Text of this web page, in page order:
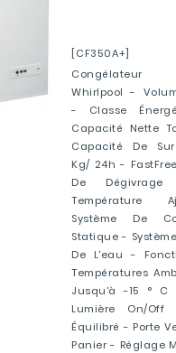
[CF350A+]
Congélateur
Whirlpool -
- Classe
Capacité Nette
Capacité De
Kg/ 24h -
De
Température
Système De
Statique -
De L'eau -
Températures
Jusqu'à -15 ° C
Lumière On/off
Équilibré - Porte
Panier - Réglage